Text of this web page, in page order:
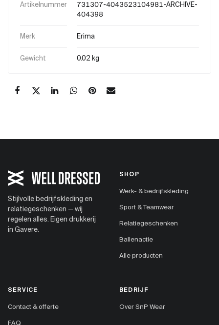
Artikelnummer
731307-4043523104981-ARCHIVE-
404398
Merk Erima
Gewicht 0.02 kg
Stijlvolle bedrijfskleding en
relatiegeschenken — wij
regelen alles. Eigen drukkerij
in Gavere.
SHOP
Werk- & bedrijfskleding
Sport & Teamwear
Relatiegeschenken
Ballenactie
Alle producten
SERVICE
Contact & offerte
FAQ
BEDRIJF
Over SnP Wear